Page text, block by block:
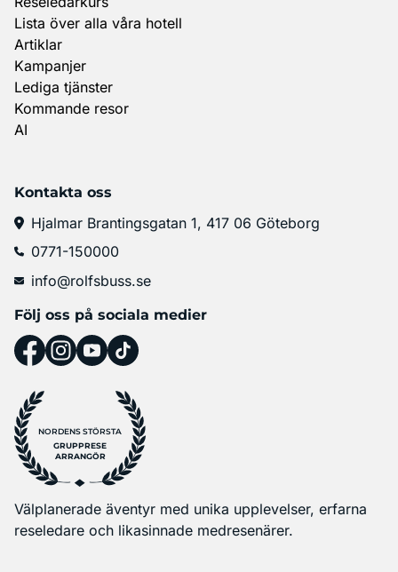
Lista över alla våra hotell
Artiklar
Kampanjer
Lediga tjänster
Kommande resor
AI
Kontakta oss
Hjalmar Brantingsgatan 1, 417 06 Göteborg
0771-150000
info@rolfsbuss.se
Följ oss på sociala medier
NORDENS STÖRSTA
GRUPPRESE
ARRANGÖR
Välplanerade äventyr med unika upplevelser, erfarna
reseledare och likasinnade medresenärer.